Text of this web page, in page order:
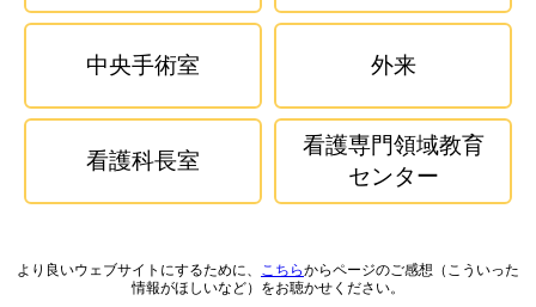
中央手術室 外来
看護科長室
看護専門領域教育
センター
より良いウェブサイトにするために、 こちらからページのご感想（こういった
情報がほしいなど）をお聴かせください。